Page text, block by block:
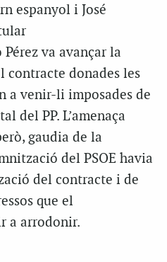
espanyol i José
Pérez va avançar la
donades les
a venir-li imposades de
del PP. L’amenaça
gaudia de la
del PSOE havia
del contracte i de
que el
a arrodonir.